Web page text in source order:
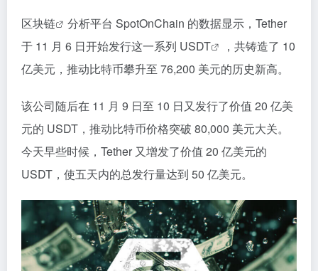
区块链
分析平台 SpotOnChain 的数据显示，Tether
于 11 月 6 日开始发行这一系列 USDT
，共铸造了 10
亿美元，推动比特币攀升至 76,200 美元的历史新高。
该公司随后在 11 月 9 日至 10 日又发行了价值 20 亿美
元的 USDT，推动比特币价格突破 80,000 美元大关。
今天早些时候，Tether 又增发了价值 20 亿美元的
USDT，使五天内的总发行量达到 50 亿美元。